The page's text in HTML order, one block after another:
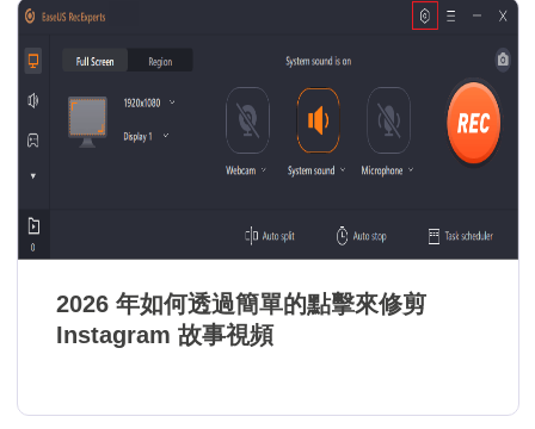
2026 年如何透過簡單的點擊來修剪
Instagram 故事視頻